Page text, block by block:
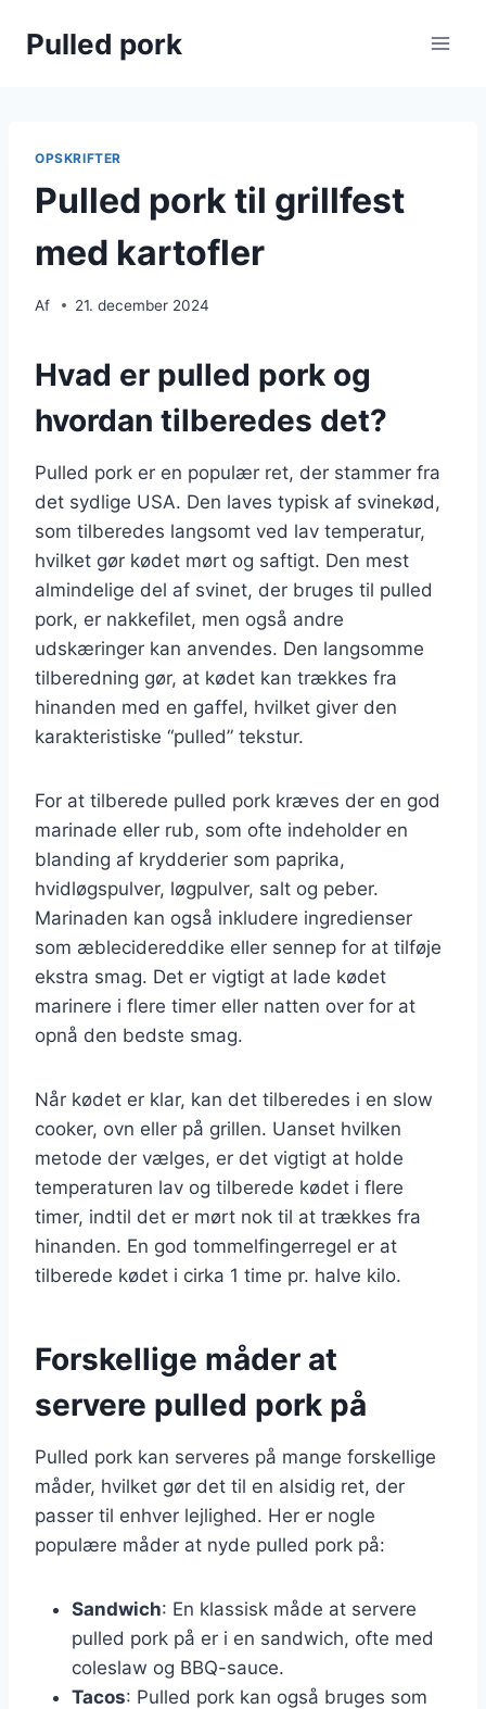
Pulled pork
OPSKRIFTER
Pulled pork til grillfest
med kartofler
Af 21. december 2024
Hvad er pulled pork og
hvordan tilberedes det?
Pulled pork er en populær ret, der stammer fra
det sydlige USA. Den laves typisk af svinekød,
som tilberedes langsomt ved lav temperatur,
hvilket gør kødet mørt og saftigt. Den mest
almindelige del af svinet, der bruges til pulled
pork, er nakkefilet, men også andre
udskæringer kan anvendes. Den langsomme
tilberedning gør, at kødet kan trækkes fra
hinanden med en gaffel, hvilket giver den
karakteristiske “pulled” tekstur.
For at tilberede pulled pork kræves der en god
marinade eller rub, som ofte indeholder en
blanding af krydderier som paprika,
hvidløgspulver, løgpulver, salt og peber.
Marinaden kan også inkludere ingredienser
som æblecidereddike eller sennep for at tilføje
ekstra smag. Det er vigtigt at lade kødet
marinere i flere timer eller natten over for at
opnå den bedste smag.
Når kødet er klar, kan det tilberedes i en slow
cooker, ovn eller på grillen. Uanset hvilken
metode der vælges, er det vigtigt at holde
temperaturen lav og tilberede kødet i flere
timer, indtil det er mørt nok til at trækkes fra
hinanden. En god tommelfingerregel er at
tilberede kødet i cirka 1 time pr. halve kilo.
Forskellige måder at
servere pulled pork på
Pulled pork kan serveres på mange forskellige
måder, hvilket gør det til en alsidig ret, der
passer til enhver lejlighed. Her er nogle
populære måder at nyde pulled pork på:
Sandwich: En klassisk måde at servere
pulled pork på er i en sandwich, ofte med
coleslaw og BBQ-sauce.
Tacos: Pulled pork kan også bruges som